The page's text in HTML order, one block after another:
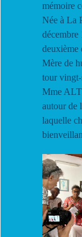
mémoire
Née à La
deuxième
Mère de
tour vingt-
Mme
autour de
laquelle